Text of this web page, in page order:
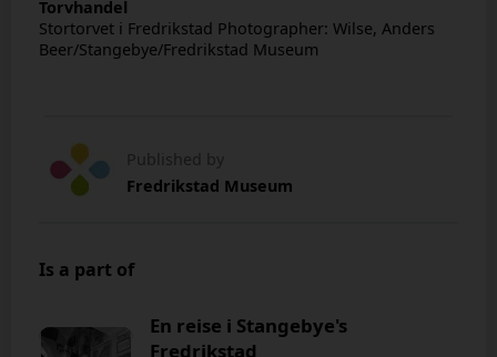
Torvhandel
Stortorvet i Fredrikstad Photographer: Wilse, Anders
Beer/Stangebye/Fredrikstad Museum
Published by
Fredrikstad Museum
Is a part of
En reise i Stangebye's
Fredrikstad